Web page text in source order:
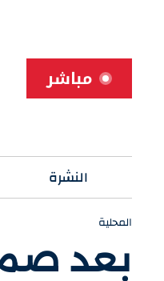
مباشر
النشرة
المحلية
بعد